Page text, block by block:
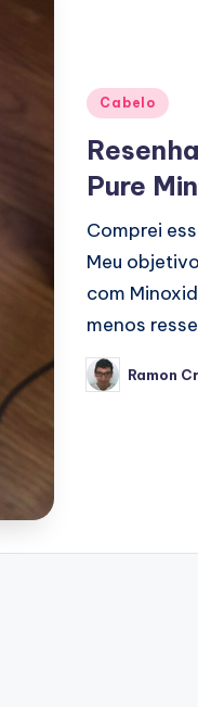
Posted
Cabelo
Pure
Comprei
Meu
com
menos
Posted
by
Ramon